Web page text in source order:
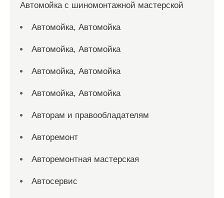
Автомойка с шиномонтажной мастерской
Автомойка, Автомойка
Автомойка, Автомойка
Автомойка, Автомойка
Автомойка, Автомойка
Авторам и правообладателям
Авторемонт
Авторемонтная мастерская
Автосервис